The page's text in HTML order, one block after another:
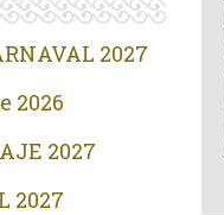
2027
2026
2027
2027